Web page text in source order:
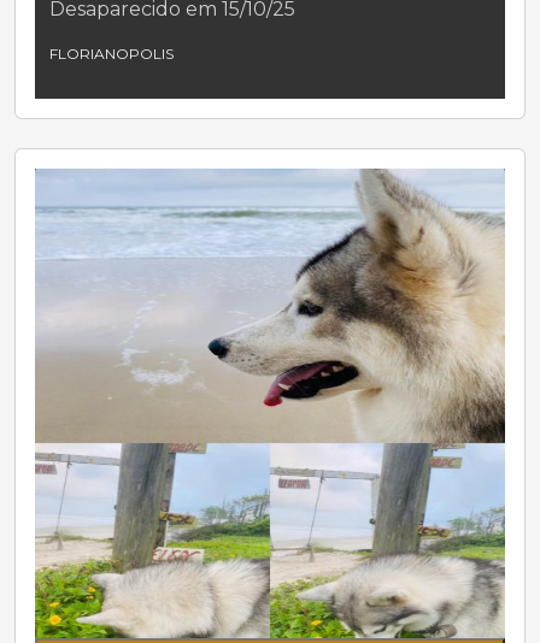
Desaparecido em 15/10/25
FLORIANOPOLIS